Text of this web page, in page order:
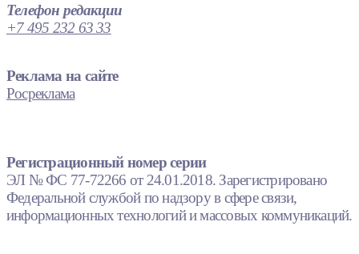
Телефон редакции
+7 495 232 63 33
Реклама на сайте
Росреклама
Регистрационный номер серии
ЭЛ № ФС 77-72266 от 24.01.2018. Зарегистрировано
Федеральной службой по надзору в сфере связи,
информационных технологий и массовых коммуникаций.